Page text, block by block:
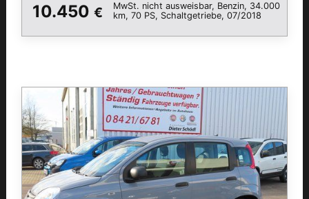
10.450 €
MwSt. nicht ausweisbar, Benzin, 34.000
km, 70 PS, Schaltgetriebe, 07/2018